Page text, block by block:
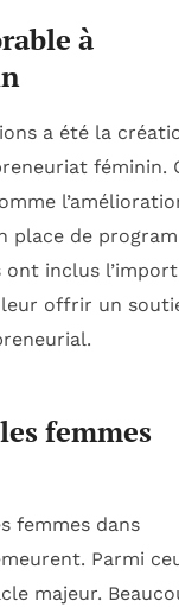
à
a été la
féminin.
place de
inclus
offrir un
femmes
femmes dans
Parmi
majeur.